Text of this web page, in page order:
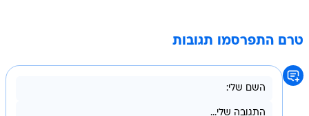
טרם התפרסמו תגובות